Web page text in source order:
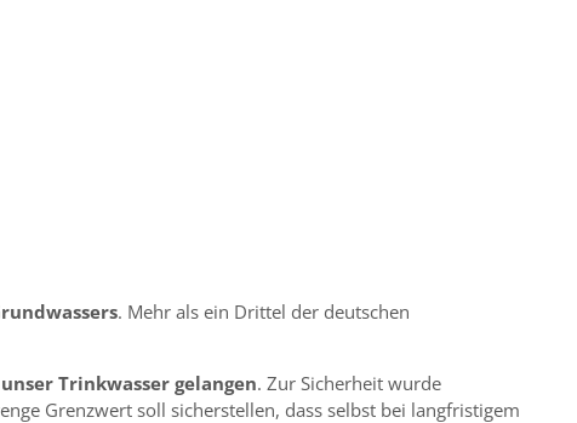
. Mehr als ein Drittel der deutschen
Trinkwasser gelangen. Zur Sicherheit wurde
Grenzwert soll sicherstellen, dass selbst bei langfristigem